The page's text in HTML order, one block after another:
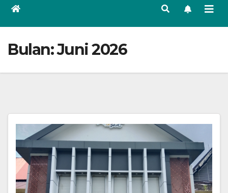
Bulan:Juni 2026